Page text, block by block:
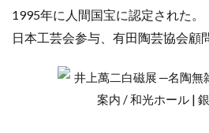
1995年に人間国宝に認定された。
日本工芸会参与、有田陶芸協会顧